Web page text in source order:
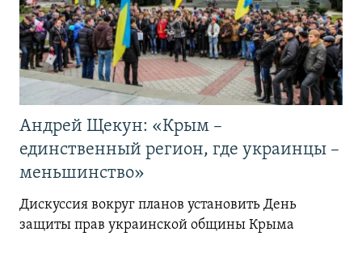
Андрей Щекун: «Крым –
единственный регион, где украинцы –
меньшинство»
Дискуссия вокруг планов установить День
защиты прав украинской общины Крыма